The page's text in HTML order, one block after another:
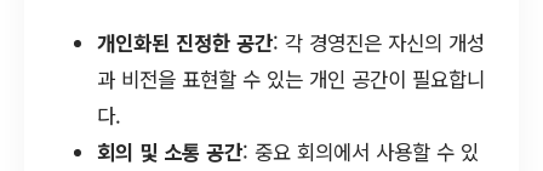
개인화된 진정한 공간: 각 경영진은 자신의 개성
과 비전을 표현할 수 있는 개인 공간이 필요합니
다.
회의 및 소통 공간: 중요 회의에서 사용할 수 있